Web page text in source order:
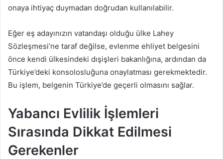
onaya ihtiyaç duymadan doğrudan kullanılabilir.
Eğer eş adayınızın vatandaşı olduğu ülke Lahey
Sözleşmesi’ne taraf değilse, evlenme ehliyet belgesini
önce kendi ülkesindeki dışişleri bakanlığına, ardından da
Türkiye’deki konsolosluğuna onaylatması gerekmektedir.
Bu işlem, belgenin Türkiye’de geçerli olmasını sağlar.
Yabancı Evlilik İşlemleri
Sırasında Dikkat Edilmesi
Gerekenler